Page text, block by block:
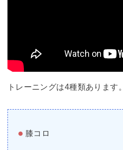
トレーニングは4種類あります。
膝コロ